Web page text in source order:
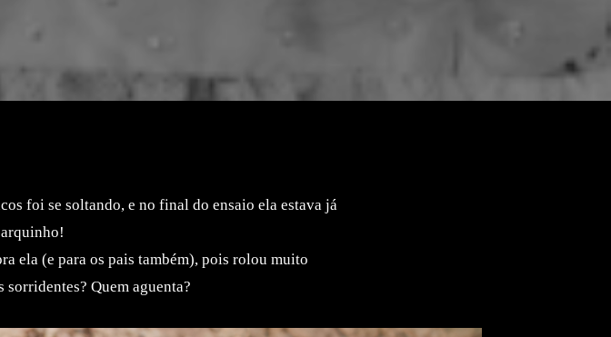
foi se soltando, e no final do ensaio ela estava já
ela (e para os pais também), pois rolou muito
Quem aguenta?